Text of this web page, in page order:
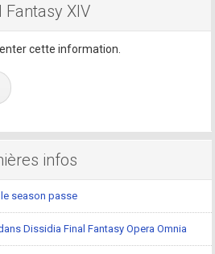
Fantasy XIV
cette information.
infos
season passe
Dissidia Final Fantasy Opera Omnia